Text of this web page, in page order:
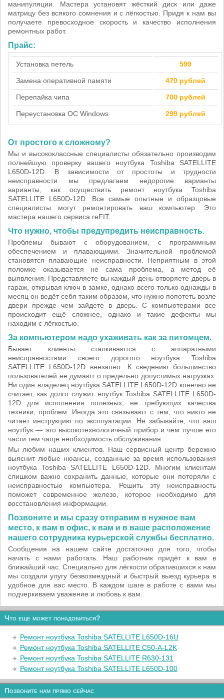
манипуляции. Мастера установят жёсткий диск или даже
матрицу без всякого сомнения и с лёгкостью. Придя к нам вы
получаете превосходное скорость и качество исполнения
ремонтных работ.
Прайс:
Установка петель 599
Замена оперативной памяти 470 рублей
Перепайка чипа 700 рублей
Переустановка ОС Windows 299 рублей
От простого к сложному?
Мы и высококлассные специалисты обязательно производим
полнейшую проверку вашего ноутбука Toshiba SATELLITE
L650D-12D. В зависимости от простоты и трудности
неисправности мы предлагаем недорогие варианты
варианты, как осуществить ремонт ноутбука Toshiba
SATELLITE L650D-12D. Все самые опытные и образцовые
специалисты могут ремонтировать ваш компьютер. Это
мастера нашего сервиса reFIT.
Что нужно, чтобы предупредить неисправность.
Проблемы бывают с оборудованием, с программным
обеспечением и плавающими. Значительной проблемой
становятся плавающие неисправности. Неприятным в этой
поломке оказывается не сама проблема, а метод её
выявления. Представляете вы каждый день отворяете дверь в
гараж, открывая ключ в замке, однако всего только однажды в
месяц он ведёт себя таким образом, что нужно попотеть возле
двери прежде чем зайдете в дверь. С компьютерами все
происходит ещё сложнее, однако и такие дефекты мы
находим с лёгкостью.
За компьютером надо ухаживать как за питомцем.
Бывает клиенты сталкиваются с аппаратными
неисправностями своего дорогого ноутбука Toshiba
SATELLITE L650D-12D внезапно. К сведению большинство
пользователей не думают о предельно допустимых нагрузках.
Ни один владелец ноутбука SATELLITE L650D-12D конечно не
считает, как долго служит ноутбук Toshiba SATELLITE L650D-
12D для исполнения полезных, не требующих качества
техники, проблем. Иногда это связывают с тем, что никто не
читает инструкцию по эксплуатации. Не забывайте, что ваш
ноутбук — это высокотехнологичный прибор и чем лучше его
части тем чаще необходимость обслуживания.
Мы любим наших клиентов. Наш сервисный центр бережно
выяснит любые нюансы, созданные за время использования
ноутбука Toshiba SATELLITE L650D-12D. Многим клиентам
слишком важно сохранить данные, которые они потеряли с
неисправностью компьютера. Решить эту неисправность
поможет современное железо, которое необходимо для
восстановления информации.
Позвоните и мы сразу отправим в нужное вам
место, к вам в офис, к вам и в ваше расположение
нашего сотрудника курьерской службы бесплатно.
Сообщения на нашем сайте достаточно для того, чтобы
начать с нами работать. Наш работник придёт к вам в
ближайший час. Специально для лёгкости обратившихся к нам
мы создали улугу безвозмездный и быстрый выезд курьера в
удобное для вас место. В каждом шаге в работе с вами мы
подчеркиваем уважение и любовь к вам.
Что еще может понадобиться?
Ремонт ноутбука Toshiba SATELLITE L650D-16U
Ремонт ноутбука Toshiba SATELLITE C50-A-L2K
Ремонт ноутбука Toshiba SATELLITE R630-131
Ремонт ноутбука Toshiba SATELLITE L650D-100
Позвоните нам прямо сейчас